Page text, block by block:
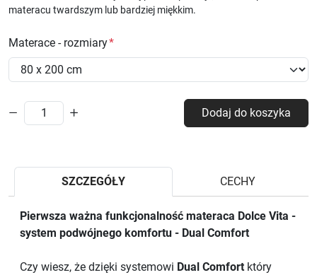
materacu twardszym lub bardziej miękkim.
Materace - rozmiary
Dodaj do koszyka
SZCZEGÓŁY CECHY
Pierwsza ważna funkcjonalność materaca Dolce Vita -
system podwójnego komfortu - Dual Comfort
Czy wiesz, że dzięki systemowi Dual Comfort który